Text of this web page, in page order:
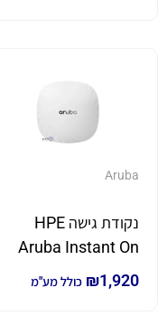
Aruba
נקודת גישה HPE
Aruba Instant On
₪1,920 כולל מע"מ